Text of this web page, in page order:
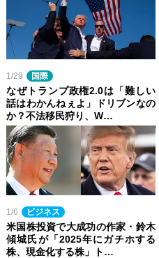
1/29 国際
なぜトランプ政権2.0は「難しい
話はわかんねぇよ」ドリブンなの
か？不法移民狩り、W…
1/6 ビジネス
米国株投資で大成功の作家・鈴木
傾城氏が「2025年にガチホする
株、現金化する株」ト…